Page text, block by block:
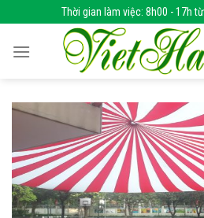
to
content
Thời gian làm việc: 8h00 - 17h